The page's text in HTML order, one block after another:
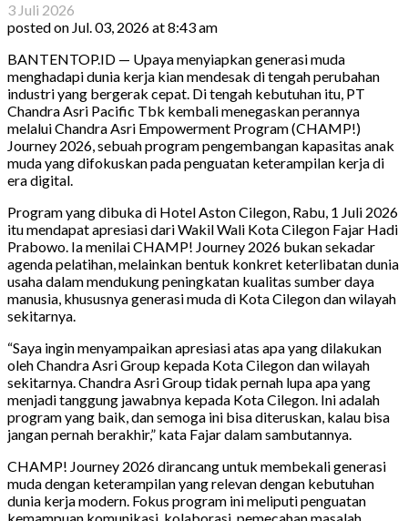
3 Juli 2026
posted on Jul. 03, 2026 at 8:43 am
BANTENTOP.ID — Upaya menyiapkan generasi muda
menghadapi dunia kerja kian mendesak di tengah perubahan
industri yang bergerak cepat. Di tengah kebutuhan itu, PT
Chandra Asri Pacific Tbk kembali menegaskan perannya
melalui Chandra Asri Empowerment Program (CHAMP!)
Journey 2026, sebuah program pengembangan kapasitas anak
muda yang difokuskan pada penguatan keterampilan kerja di
era digital.
Program yang dibuka di Hotel Aston Cilegon, Rabu, 1 Juli 2026
itu mendapat apresiasi dari Wakil Wali Kota Cilegon Fajar Hadi
Prabowo. Ia menilai CHAMP! Journey 2026 bukan sekadar
agenda pelatihan, melainkan bentuk konkret keterlibatan dunia
usaha dalam mendukung peningkatan kualitas sumber daya
manusia, khususnya generasi muda di Kota Cilegon dan wilayah
sekitarnya.
“Saya ingin menyampaikan apresiasi atas apa yang dilakukan
oleh Chandra Asri Group kepada Kota Cilegon dan wilayah
sekitarnya. Chandra Asri Group tidak pernah lupa apa yang
menjadi tanggung jawabnya kepada Kota Cilegon. Ini adalah
program yang baik, dan semoga ini bisa diteruskan, kalau bisa
jangan pernah berakhir,” kata Fajar dalam sambutannya.
CHAMP! Journey 2026 dirancang untuk membekali generasi
muda dengan keterampilan yang relevan dengan kebutuhan
dunia kerja modern. Fokus program ini meliputi penguatan